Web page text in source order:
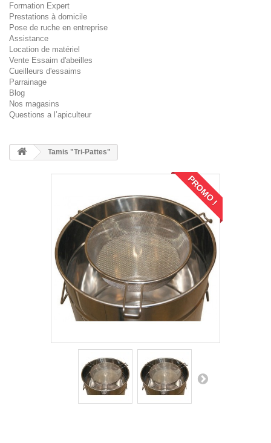
Formation Expert
Prestations à domicile
Pose de ruche en entreprise
Assistance
Location de matériel
Vente Essaim d'abeilles
Cueilleurs d'essaims
Parrainage
Blog
Nos magasins
Questions a l’apiculteur
Tamis "Tri-Pattes"
PROMO !